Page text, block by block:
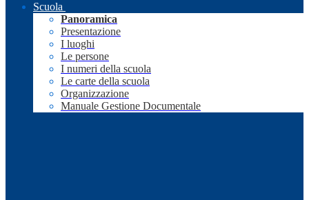
Scuola
Panoramica
Presentazione
I luoghi
Le persone
I numeri della scuola
Le carte della scuola
Organizzazione
Manuale Gestione Documentale